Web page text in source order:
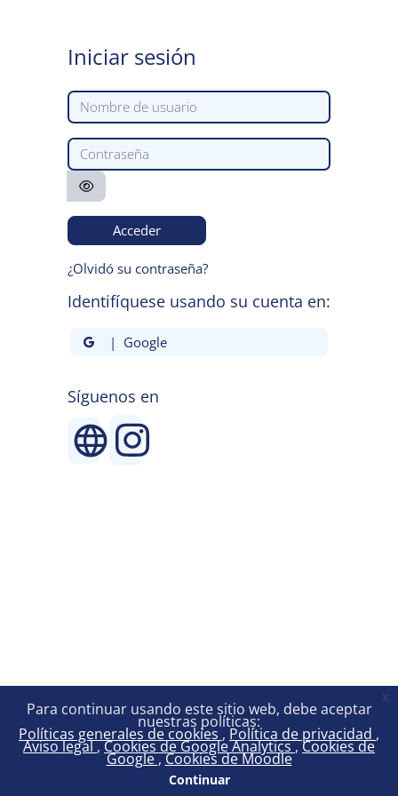
Para continuar usando este sitio web, debe aceptar
nuestras políticas:
Políticas generales de cookies Política de privacidad
Aviso legal Cookies de Google Analytics Cookies de
Google Cookies de Moodle
Continuar
x
Iniciar sesión
Nombre de usuario
Contraseña
Acceder
¿Olvidó su contraseña?
Identifíquese usando su cuenta en:
| Google
Síguenos en